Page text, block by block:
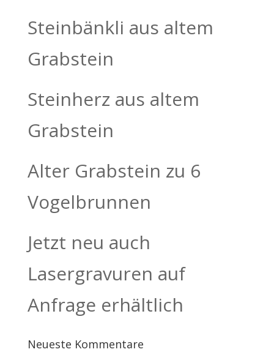
Steinbänkli aus altem
Grabstein
Steinherz aus altem
Grabstein
Alter Grabstein zu 6
Vogelbrunnen
Jetzt neu auch
Lasergravuren auf
Anfrage erhältlich
Neueste Kommentare